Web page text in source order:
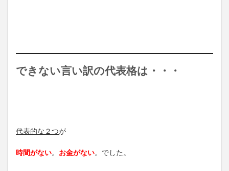
できない言い訳の代表格は・・・
代表的な２つが
時間がない。 お金がない。でした。